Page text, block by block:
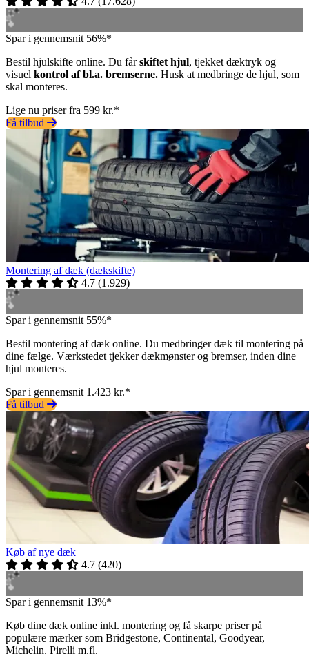
Spar i gennemsnit 56%*
Bestil hjulskifte online. Du fårskiftet hjul, tjekket dæktryk og
visuel kontrol af bl.a. bremserne. Husk at medbringe de hjul, som
skal monteres.
Lige nu priser fra 599 kr.*
Få tilbud
Montering af dæk (dækskifte)
4.7 (1.929)
Spar i gennemsnit 55%*
Bestil montering af dæk online. Du medbringer dæk til montering på
dine fælge. Værkstedet tjekker dækmønster og bremser, inden dine
hjul monteres.
Spar i gennemsnit 1.423 kr.*
Få tilbud
Køb af nye dæk
4.7 (420)
Spar i gennemsnit 13%*
Køb dine dæk online inkl. montering og få skarpe priser på
populære mærker som Bridgestone, Continental, Goodyear,
Michelin, Pirelli m.fl.